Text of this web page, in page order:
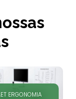
ERGONOMIA